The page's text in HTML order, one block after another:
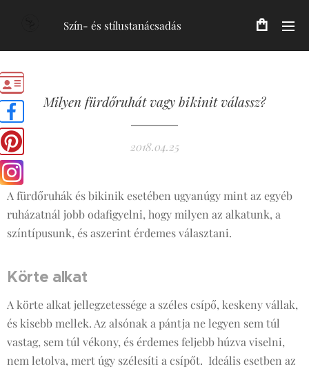
Szín- és stílustanácsadás
Milyen fürdőruhát vagy bikinit válassz?
2018.04.25
A fürdőruhák és bikinik esetében ugyanúgy mint az egyéb
ruházatnál jobb odafigyelni, hogy milyen az alkatunk, a
színtípusunk, és aszerint érdemes választani.
Körte alkat
A körte alkat jellegzetessége a széles csípő, keskeny vállak,
és kisebb mellek. Az alsónak a pántja ne legyen sem túl
vastag, sem túl vékony, és érdemes feljebb húzva viselni,
nem letolva, mert úgy szélesíti a csípőt. Ideális esetben az